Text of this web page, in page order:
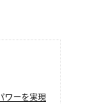
ワーを実現